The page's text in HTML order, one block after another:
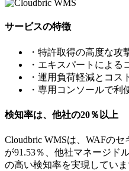
サービスの特徴
・特許取得の高度な攻
・エキスパートによる
・運用負荷軽減とコス
・専用コンソールで利
検知率は、他社の20％以上
Cloudbric WMSは、WAFの
が91.53％、他社マネージド
の高い検知率を実現していま